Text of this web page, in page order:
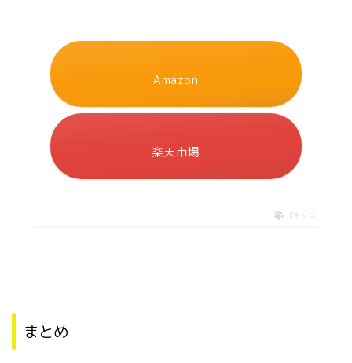
Amazon
楽天市場
ポチップ
まとめ